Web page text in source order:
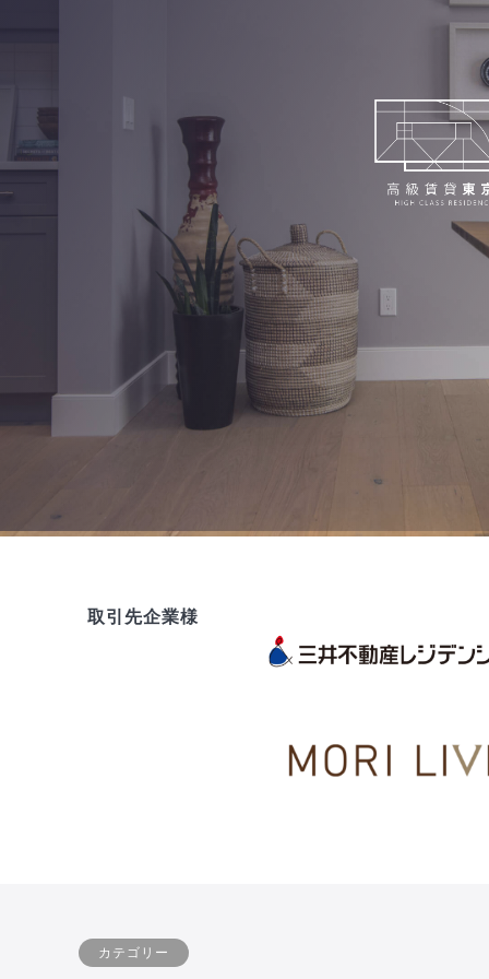
取引先企業様
カテゴリー